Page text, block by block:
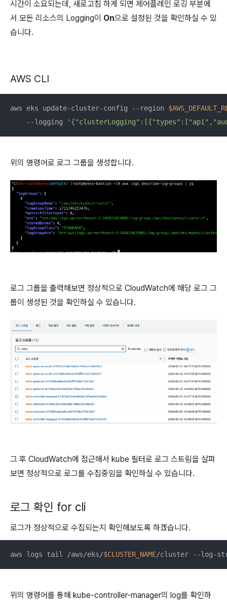
시간이 소요되는데, 새로고침 하게 되면 제어플레인 로깅 부분에
서 모든 리소스의 Logging이 On으로 설정된 것을 확인하실 수 있
습니다.
AWS CLI
aws eks update-cluster-config --region
--logging
위의 명령어로 로그 그룹을 생성합니다.
로그 그룹을 출력해보면 정상적으로 CloudWatch에 해당 로그 그
룹이 생성된 것을 확인하실 수 있습니다.
그 후 CloudWatch에 접근해서 kube 필터로 로그 스트림을 살펴
보면 정상적으로 로그를 수집중임을 확인하실 수 있습니다.
로그 확인 for cli
로그가 정상적으로 수집되는지 확인해보도록 하겠습니다.
aws logs tail /aws/eks/$CLUSTER_NAME/cluster --log-
위의 명령어를 통해 kube-controller-manager의 log를 확인하